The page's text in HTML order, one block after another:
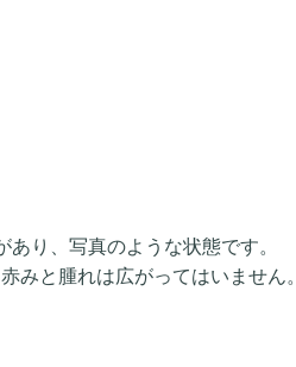
り、写真のような状態です。
みと腫れは広がってはいません。